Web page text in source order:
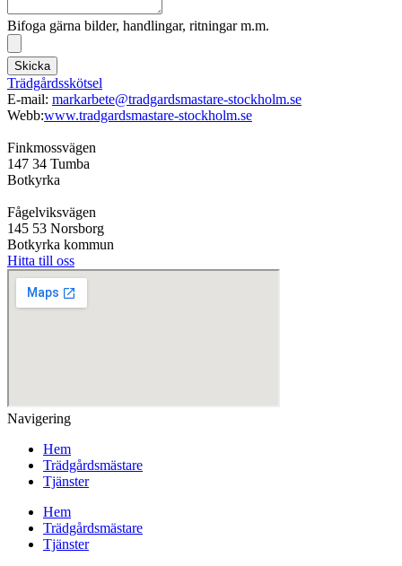
Bifoga gärna bilder, handlingar, ritningar m.m.
Skicka
Trädgårdsskötsel
E-mail: markarbete@tradgardsmastare-stockholm.se
Webb:www.tradgardsmastare-stockholm.se
Finkmossvägen
147 34 Tumba
Botkyrka
Fågelviksvägen
145 53 Norsborg
Botkyrka kommun
Hitta till oss
Navigering
Hem
Trädgårdsmästare
Tjänster
Hem
Trädgårdsmästare
Tjänster